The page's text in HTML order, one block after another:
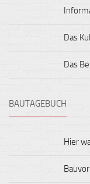
Das
Das
BAUTAGEBUCH
Hier